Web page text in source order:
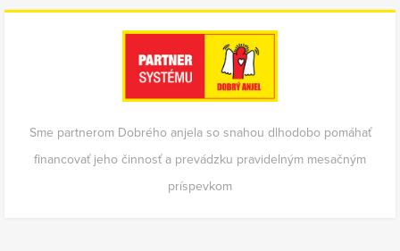
Sme partnerom Dobrého anjela so snahou dlhodobo pomáhať
financovať jeho činnosť a prevádzku pravidelným mesačným
príspevkom